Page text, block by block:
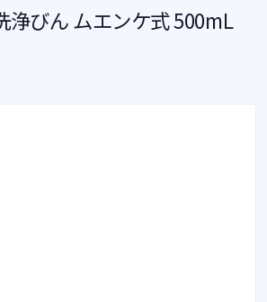
浄びん ムエンケ式 500mL